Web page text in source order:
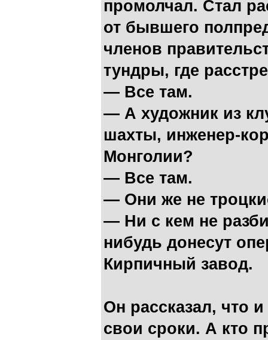
промолчал. Стал
от бывшего
членов
тундры, где
— Все там.
— А художник из
шахты, инженер-
Монголии?
— Все там.
— Они же не
— Ни с кем не
нибудь донесут
Кирпичный завод.
Он рассказал, что
свои сроки. А кто